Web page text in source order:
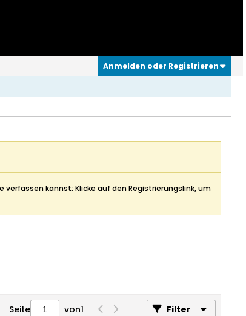
Anmelden oder Registrieren
verfassen kannst: Klicke auf den Registrierungslink, um
Seite von1 Filter